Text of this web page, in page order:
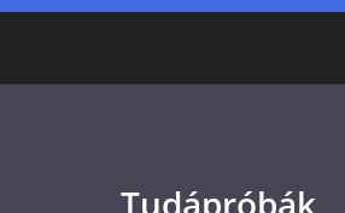
Tudápróbák